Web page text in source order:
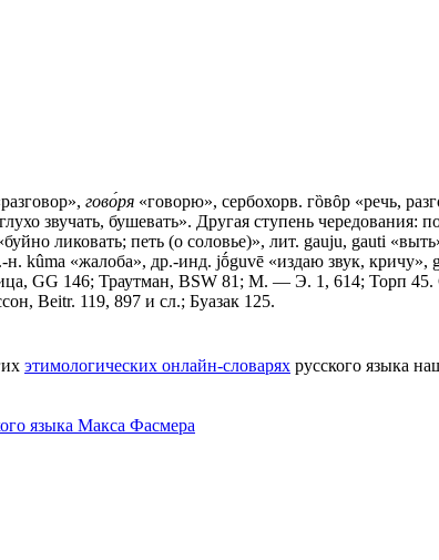
гово́ря «говорю», сербохорв. гȍвȏp «речь,
звучать, бушевать». Другая ступень чередования:
ликовать; петь (о соловье)», лит. gauju, gauti
kûma «жалоба», др.-инд. jṓguvē «издаю звук,
GG 146; Траутман, BSW 81; М. — Э. 1, 614; Торп 45.
Beitr. 119, 897 и сл.; Буазак 125.
этимологических онлайн-словарях русского языка
языка Макса Фасмера